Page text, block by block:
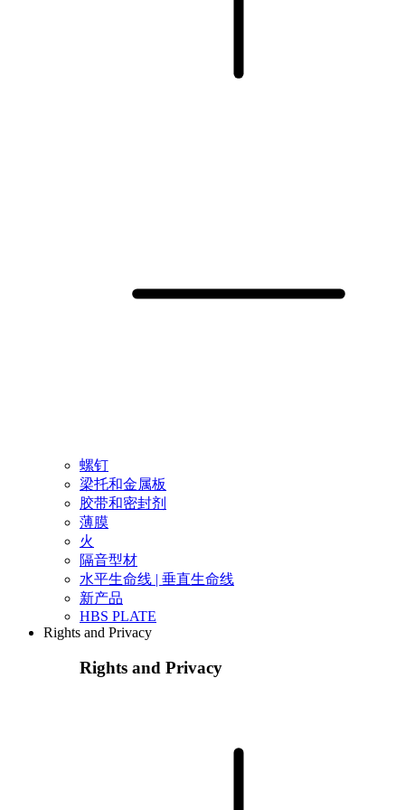
螺钉
梁托和金属板
胶带和密封剂
薄膜
火
隔音型材
水平生命线 | 垂直生命线
新产品
HBS PLATE
Rights and Privacy
Rights and Privacy